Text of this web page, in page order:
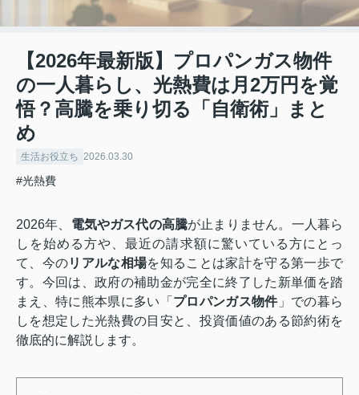
【2026年最新版】プロパンガス物件
の一人暮らし、光熱費は月2万円を覚
悟？高騰を乗り切る「自衛術」まと
め
生活お役立ち 2026.03.30
#光熱費
2026年、 電気やガス代の高騰が止まりません。一人暮ら
しを始める方や、最近の請求額に驚いている方にとっ
て、今のリアルな相場を知ることは家計を守る第一歩で
す。今回は、政府の補助金が完全に終了した新単価を踏
まえ、特に熊本県に多い「 プロパンガス物件」での暮ら
しを想定した光熱費の目安と、投資価値のある節約術を
徹底的に解説します。